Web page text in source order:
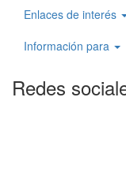
Enlaces de interés
Información para
Redes